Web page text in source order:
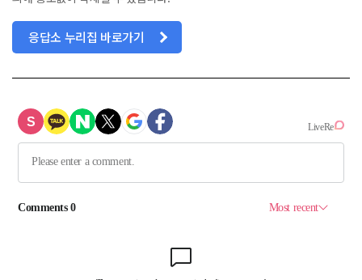
응답소 누리집 바로가기